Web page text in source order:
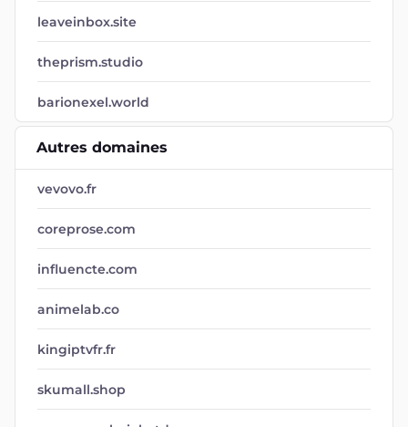
leaveinbox.site
theprism.studio
barionexel.world
Autres domaines
vevovo.fr
coreprose.com
influencte.com
animelab.co
kingiptvfr.fr
skumall.shop